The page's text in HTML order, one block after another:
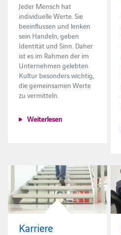
Jeder Mensch hat
individuelle Werte. Sie
beeinflussen und lenken
sein Handeln, geben
Identität und Sinn. Daher
ist es im Rahmen der im
Unternehmen gelebten
Kultur besonders wichtig,
die gemeinsamen Werte
zu vermitteln.
Weiterlesen
Karriere